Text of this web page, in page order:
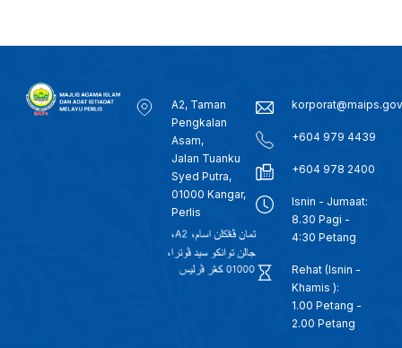
A2, Taman
Pengkalan
Asam,
Jalan Tuanku
Syed Putra,
01000 Kangar,
Perlis
+604 979 4439
+604 978 2400
Isnin - Jumaat:
8.30 Pagi -
4:30 Petang
Rehat (Isnin -
Khamis ):
1.00 Petang -
2.00 Petang